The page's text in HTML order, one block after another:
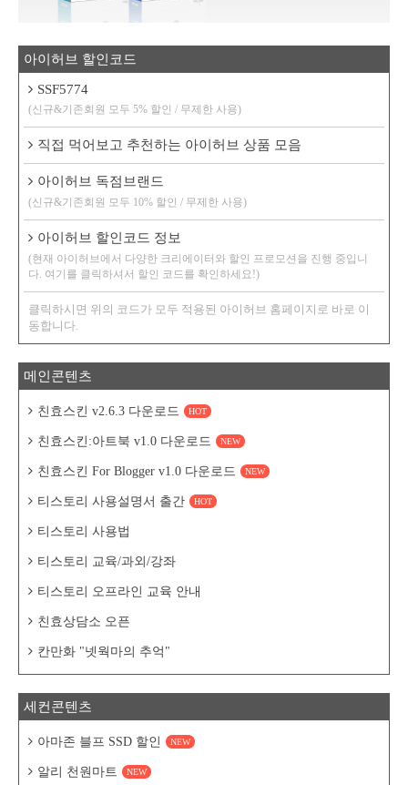
아이허브 할인코드
SSF5774
(신규&기존회원 모두 5% 할인 / 무제한 사용)
직접 먹어보고 추천하는 아이허브 상품 모음
아이허브 독점브랜드
(신규&기존회원 모두 10% 할인 / 무제한 사용)
아이허브 할인코드 정보
(현재 아이허브에서 다양한 크리에이터와 할인 프로모션을 진행 중입니
다. 여기를 클릭하셔서 할인 코드를 확인하세요!)
클릭하시면 위의 코드가 모두 적용된 아이허브 홈페이지로 바로 이
동합니다.
메인콘텐츠
친효스킨 v2.6.3 다운로드 HOT
친효스킨:아트북 v1.0 다운로드 NEW
친효스킨 For Blogger v1.0 다운로드 NEW
티스토리 사용설명서 출간 HOT
티스토리 사용법
티스토리 교육/과외/강좌
티스토리 오프라인 교육 안내
친효상담소 오픈
칸만화 "넷웍마의 추억"
세컨콘텐츠
아마존 블프 SSD 할인 NEW
알리 천원마트 NEW